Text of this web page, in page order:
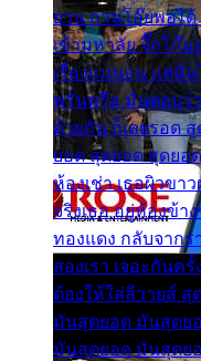
ยวน กวนโอ๊ยพอได้
เข้ามหาลัย จิ๊กโก๊
เรื่องแน่นอน แต่ฉั
พรั่นพรือ มันตอบว่า
ด้วยกัน ก็เลยรอด
ยอด สุดยอด สุดยอ
ห้องเช่า เธอผิวขา
จริงเธอ อยู่ห้องข้า
ทองแดง กลับจาก
สองเรา เจอะกันค
ต้องให้ใส่ลีวายส์
มันสุดยอด มันสุดย
มันสุดยอด มันสุดย